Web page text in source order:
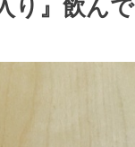
り』飲んで